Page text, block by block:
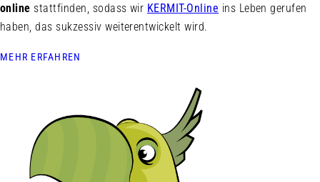
online stattfinden, sodass wir KERMIT-Online ins Leben gerufen
haben, das sukzessiv weiterentwickelt wird.
MEHR ERFAHREN